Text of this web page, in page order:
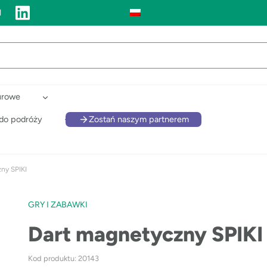
podróży Zostań naszym partnerem
SPIKI
GRY I ZABAWKI
Dart magnetyczny SPIKI
Kod produktu: 20143